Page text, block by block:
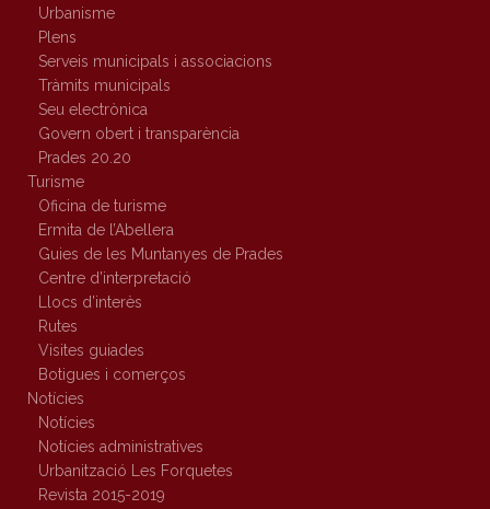
Urbanisme
Plens
Serveis municipals i associacions
Tràmits municipals
Seu electrònica
Govern obert i transparència
Prades 20.20
Turisme
Oficina de turisme
Ermita de l’Abellera
Guies de les Muntanyes de Prades
Centre d’interpretació
Llocs d’interès
Rutes
Visites guiades
Botigues i comerços
Notícies
Notícies
Notícies administratives
Urbanització Les Forquetes
Revista 2015-2019